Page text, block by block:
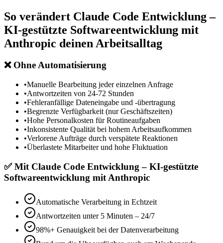
So verändert Claude Code Entwicklung –
KI-gestützte Softwareentwicklung mit
Anthropic deinen Arbeitsalltag
❌Ohne Automatisierung
•Manuelle Bearbeitung jeder einzelnen Anfrage
•Antwortzeiten von 24-72 Stunden
•Fehleranfällige Dateneingabe und -übertragung
•Begrenzte Verfügbarkeit (nur Geschäftszeiten)
•Hohe Personalkosten für Routineaufgaben
•Inkonsistente Qualität bei hohem Arbeitsaufkommen
•Verlorene Aufträge durch verspätete Reaktionen
•Überlastete Mitarbeiter und hohe Fluktuation
✅Mit Claude Code Entwicklung – KI-gestützte
Softwareentwicklung mit Anthropic
Automatische Verarbeitung in Echtzeit
Antwortzeiten unter 5 Minuten – 24/7
98%+ Genauigkeit bei der Datenverarbeitung